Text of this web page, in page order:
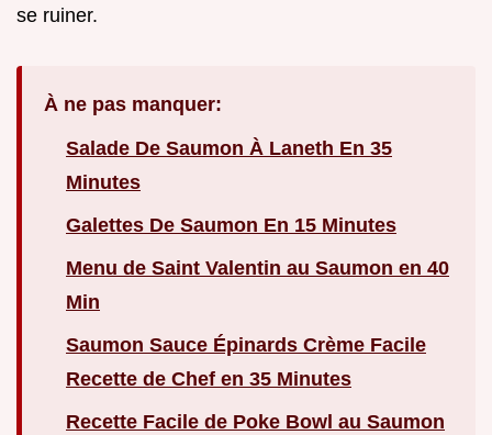
se ruiner.
À ne pas manquer:
Salade De Saumon À Laneth En 35
Minutes
Galettes De Saumon En 15 Minutes
Menu de Saint Valentin au Saumon en 40
Min
Saumon Sauce Épinards Crème Facile
Recette de Chef en 35 Minutes
Recette Facile de Poke Bowl au Saumon